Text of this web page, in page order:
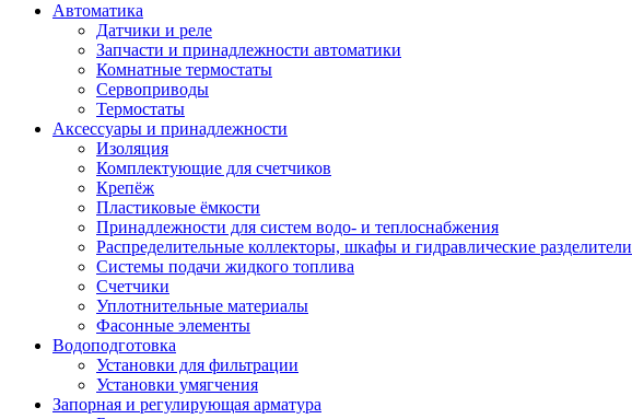
Автоматика
Датчики и реле
Запчасти и принадлежности автоматики
Комнатные термостаты
Сервоприводы
Термостаты
Аксессуары и принадлежности
Изоляция
Комплектующие для счетчиков
Крепёж
Пластиковые ёмкости
Принадлежности для систем водо- и теплоснабжения
Распределительные коллекторы, шкафы и гидравлические разделители
Системы подачи жидкого топлива
Счетчики
Уплотнительные материалы
Фасонные элементы
Водоподготовка
Установки для фильтрации
Установки умягчения
Запорная и регулирующая арматура